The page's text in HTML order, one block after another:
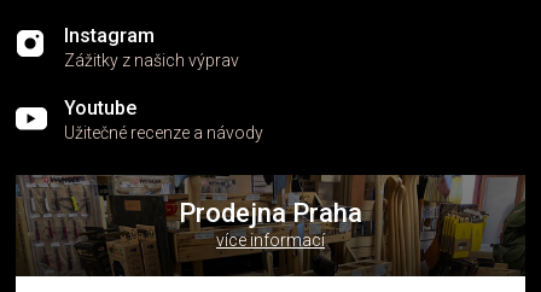
Instagram
Zážitky z našich výprav
Youtube
Užitečné recenze a návody
Prodejna Praha
více informací